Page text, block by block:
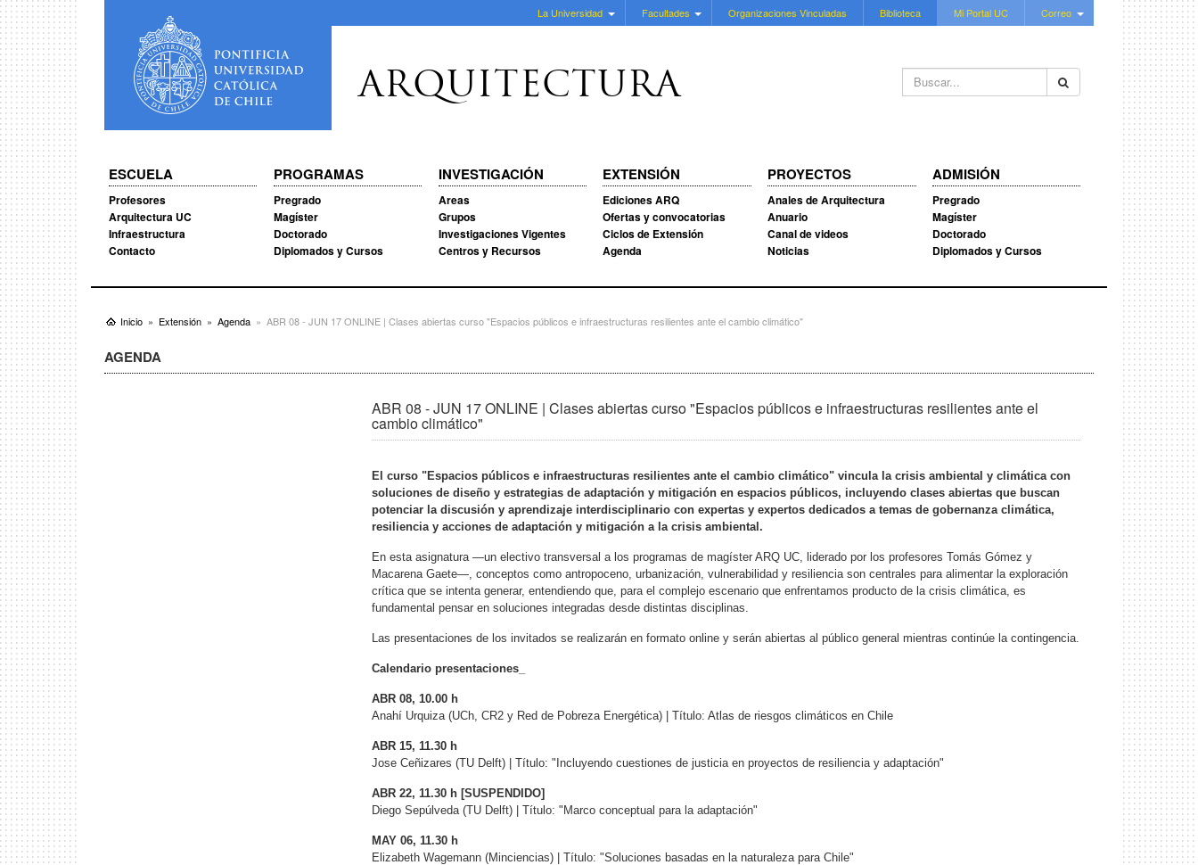
La Universidad Facultades Organizaciones Vinculadas Biblioteca Mi Portal UC Correo
Buscar...
ARQUITECTURA
ESCUELA
Profesores
Arquitectura UC
Infraestructura
Contacto
PROGRAMAS
Pregrado
Magíster
Doctorado
Diplomados y Cursos
INVESTIGACIÓN
Areas
Grupos
Investigaciones Vigentes
Centros y Recursos
EXTENSIÓN
Ediciones ARQ
Ofertas y convocatorias
Ciclos de Extensión
Agenda
PROYECTOS
Anales de Arquitectura
Anuario
Canal de videos
Noticias
ADMISIÓN
Pregrado
Magíster
Doctorado
Diplomados y Cursos
Inicio Extensión Agenda ABR 08 - JUN 17 ONLINE | Clases abiertas curso "Espacios públicos e infraestructuras resilientes ante el cambio climático"
AGENDA
ABR 08 - JUN 17 ONLINE | Clases abiertas curso "Espacios públicos e infraestructuras resilientes ante el
cambio climático"
El curso "Espacios públicos e infraestructuras resilientes ante el cambio climático" vincula la crisis ambiental y climática con
soluciones de diseño y estrategias de adaptación y mitigación en espacios públicos, incluyendo clases abiertas que buscan
potenciar la discusión y aprendizaje interdisciplinario con expertas y expertos dedicados a temas de gobernanza climática,
resiliencia y acciones de adaptación y mitigación a la crisis ambiental.
En esta asignatura —un electivo transversal a los programas de magíster ARQ UC, liderado por los profesores Tomás Gómez y
Macarena Gaete—, conceptos como antropoceno, urbanización, vulnerabilidad y resiliencia son centrales para alimentar la exploración
crítica que se intenta generar, entendiendo que, para el complejo escenario que enfrentamos producto de la crisis climática, es
fundamental pensar en soluciones integradas desde distintas disciplinas.
Las presentaciones de los invitados se realizarán en formato online y serán abiertas al público general mientras continúe la contingencia.
Calendario presentaciones_
ABR 08, 10.00 h
Anahí Urquiza (UCh, CR2 y Red de Pobreza Energética) | Título: Atlas de riesgos climáticos en Chile
ABR 15, 11.30 h
Jose Ceñizares (TU Delft) | Título: "Incluyendo cuestiones de justicia en proyectos de resiliencia y adaptación"
ABR 22, 11.30 h [SUSPENDIDO]
Diego Sepúlveda (TU Delft) | Título: "Marco conceptual para la adaptación"
MAY 06, 11.30 h
Elizabeth Wagemann (Minciencias) | Título: "Soluciones basadas en la naturaleza para Chile"